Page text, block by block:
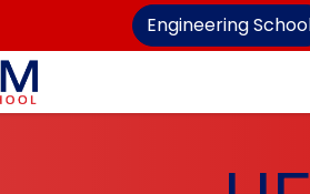
Engineering